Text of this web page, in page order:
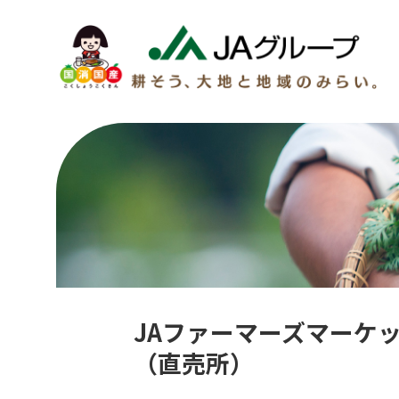
JAファーマーズマーケ
（直売所）